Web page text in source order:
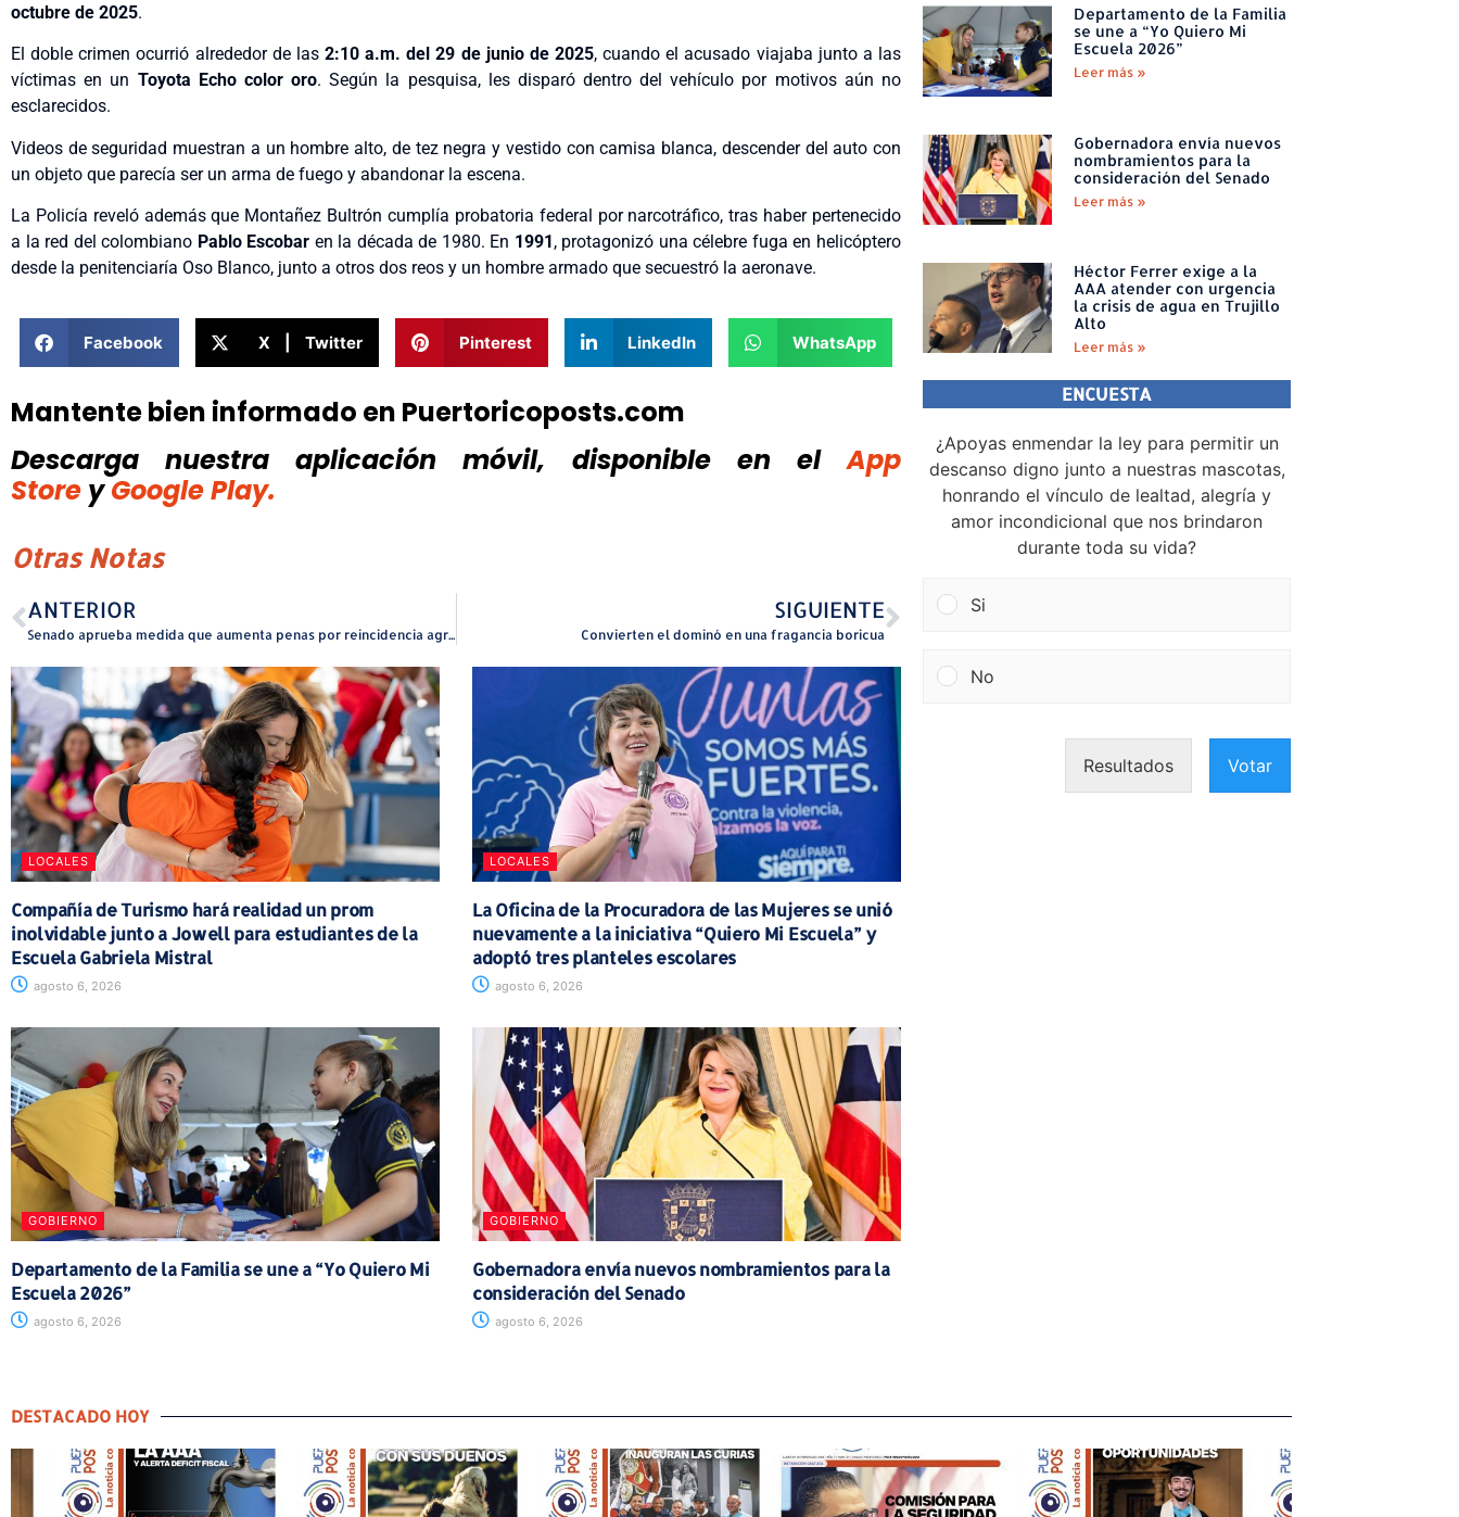
octubre de 2025.
El doble crimen ocurrió alrededor de las 2:10 a.m. del 29 de junio de 2025, cuando el acusado viajaba junto a las
víctimas en un Toyota Echo color oro. Según la pesquisa, les disparó dentro del vehículo por motivos aún no
esclarecidos.
Videos de seguridad muestran a un hombre alto, de tez negra y vestido con camisa blanca, descender del auto con
un objeto que parecía ser un arma de fuego y abandonar la escena.
La Policía reveló además que Montañez Bultrón cumplía probatoria federal por narcotráfico, tras haber pertenecido
a la red del colombiano Pablo Escobar en la década de 1980. En 1991, protagonizó una célebre fuga en helicóptero
desde la penitenciaría Oso Blanco, junto a otros dos reos y un hombre armado que secuestró la aeronave.
Facebook X | Twitter Pinterest LinkedIn WhatsApp
Mantente bien informado en Puertoricoposts.com
Descarga nuestra aplicación móvil, disponible
en el
App
Store y Google Play.
Otras Notas
ANTERIOR
Senado aprueba medida que aumenta penas por reincidencia agravada
SIGUIENTE
Convierten el dominó en una fragancia boricua
LOCALES
Compañía de Turismo hará realidad un prom
inolvidable junto a Jowell para estudiantes de la
Escuela Gabriela Mistral
agosto 6, 2026
LOCALES
La Oficina de la Procuradora de las Mujeres se unió
nuevamente a la iniciativa “Quiero Mi Escuela” y
adoptó tres planteles escolares
agosto 6, 2026
GOBIERNO
Departamento de la Familia se une a “Yo Quiero Mi
Escuela 2026”
agosto 6, 2026
GOBIERNO
Gobernadora envía nuevos nombramientos para la
consideración del Senado
agosto 6, 2026
Departamento de la Familia
se une a “Yo Quiero Mi
Escuela 2026”
Leer más »
Gobernadora envía nuevos
nombramientos para la
consideración del Senado
Leer más »
Héctor Ferrer exige a la
AAA atender con urgencia
la crisis de agua en Trujillo
Alto
Leer más »
ENCUESTA
¿Apoyas enmendar la ley para permitir un
descanso digno junto a nuestras mascotas,
honrando el vínculo de lealtad, alegría y
amor incondicional que nos brindaron
durante toda su vida?
Si
No
Resultados Votar
DESTACADO HOY